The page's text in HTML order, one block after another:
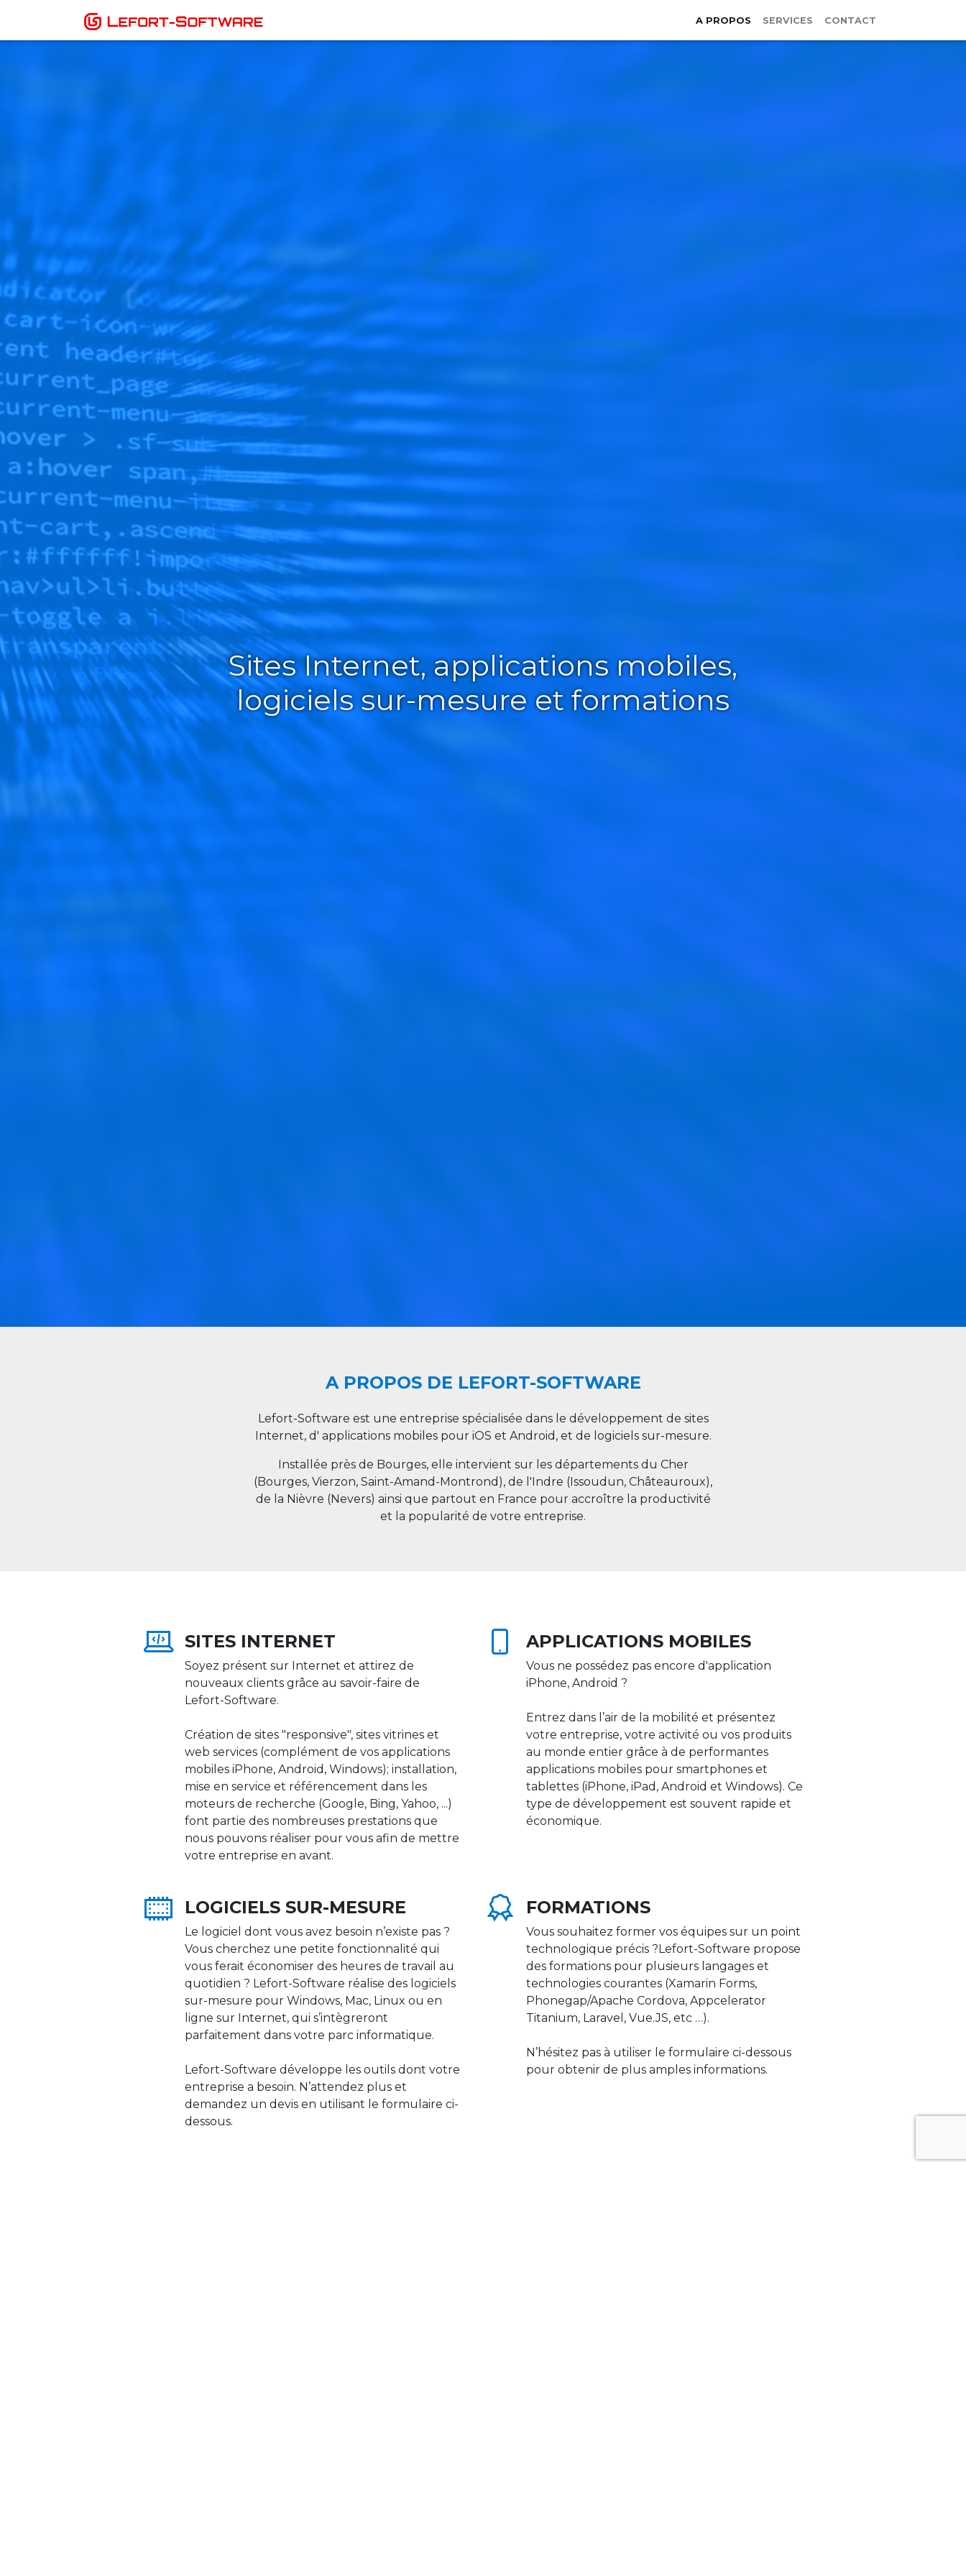
A PROPOS SERVICES CONTACT
Sites Internet, applications mobiles,
logiciels sur-mesure et formations
A PROPOS DE LEFORT-SOFTWARE
Lefort-Software est une entreprise spécialisée dans le développement de sites
Internet, d' applications mobiles pour iOS et Android, et de logiciels sur-mesure.
Installée près de Bourges, elle intervient sur les départements du Cher
(Bourges, Vierzon, Saint-Amand-Montrond), de l'Indre (Issoudun, Châteauroux),
de la Nièvre (Nevers) ainsi que partout en France pour accroître la productivité
et la popularité de votre entreprise.
SITES INTERNET
Soyez présent sur Internet et attirez de
nouveaux clients grâce au savoir-faire de
Lefort-Software.
Création de sites "responsive", sites vitrines et
web services (complément de vos applications
mobiles iPhone, Android, Windows); installation,
mise en service et référencement dans les
moteurs de recherche (Google, Bing, Yahoo, ...)
font partie des nombreuses prestations que
nous pouvons réaliser pour vous afin de mettre
votre entreprise en avant.
APPLICATIONS MOBILES
Vous ne possédez pas encore d'application
iPhone, Android ?
Entrez dans l’air de la mobilité et présentez
votre entreprise, votre activité ou vos produits
au monde entier grâce à de performantes
applications mobiles pour smartphones et
tablettes (iPhone, iPad, Android et Windows). Ce
type de développement est souvent rapide et
économique.
LOGICIELS SUR-MESURE
Le logiciel dont vous avez besoin n’existe pas ?
Vous cherchez une petite fonctionnalité qui
vous ferait économiser des heures de travail au
quotidien ? Lefort-Software réalise des logiciels
sur-mesure pour Windows, Mac, Linux ou en
ligne sur Internet, qui s’intègreront
parfaitement dans votre parc informatique.
Lefort-Software développe les outils dont votre
entreprise a besoin. N’attendez plus et
demandez un devis en utilisant le formulaire ci-
dessous.
FORMATIONS
Vous souhaitez former vos équipes sur un point
technologique précis ?Lefort-Software propose
des formations pour plusieurs langages et
technologies courantes (Xamarin Forms,
Phonegap/Apache Cordova, Appcelerator
Titanium, Laravel, Vue.JS, etc …).
N’hésitez pas à utiliser le formulaire ci-dessous
pour obtenir de plus amples informations.